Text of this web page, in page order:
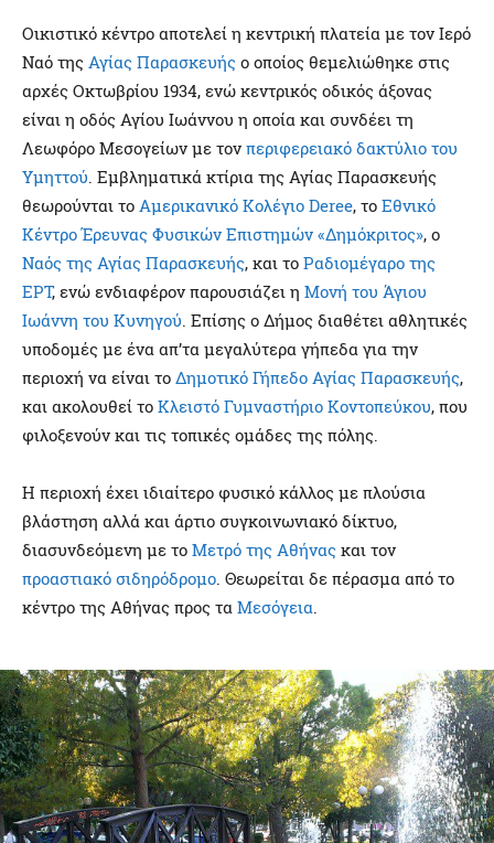
Οικιστικό κέντρο αποτελεί η κεντρική πλατεία με τον Ιερό
Ναό της Αγίας Παρασκευής ο οποίος θεμελιώθηκε στις
αρχές Οκτωβρίου 1934, ενώ κεντρικός οδικός άξονας
είναι η οδός Αγίου Ιωάννου η οποία και συνδέει τη
Λεωφόρο Μεσογείων με τον περιφερειακό δακτύλιο του
Υμηττού. Εμβληματικά κτίρια της Αγίας Παρασκευής
θεωρούνται το Αμερικανικό Κολέγιο Deree, το Εθνικό
Κέντρο Έρευνας Φυσικών Επιστημών «Δημόκριτος», ο
Ναός της Αγίας Παρασκευής, και το Ραδιομέγαρο της
ΕΡΤ, ενώ ενδιαφέρον παρουσιάζει η Μονή του Άγιου
Ιωάννη του Κυνηγού. Επίσης ο Δήμος διαθέτει αθλητικές
υποδομές με ένα απ’τα μεγαλύτερα γήπεδα για την
περιοχή να είναι το Δημοτικό Γήπεδο Αγίας Παρασκευής,
και ακολουθεί το Κλειστό Γυμναστήριο Κοντοπεύκου, που
φιλοξενούν και τις τοπικές ομάδες της πόλης.
Η περιοχή έχει ιδιαίτερο φυσικό κάλλος με πλούσια
βλάστηση αλλά και άρτιο συγκοινωνιακό δίκτυο,
διασυνδεόμενη με το Μετρό της Αθήνας και τον
προαστιακό σιδηρόδρομο. Θεωρείται δε πέρασμα από το
κέντρο της Αθήνας προς τα Μεσόγεια.